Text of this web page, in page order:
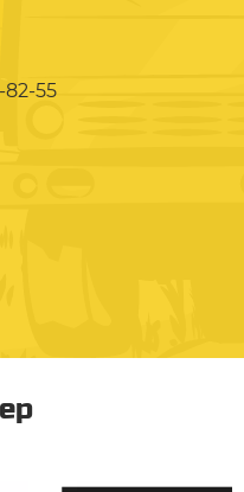
82-55